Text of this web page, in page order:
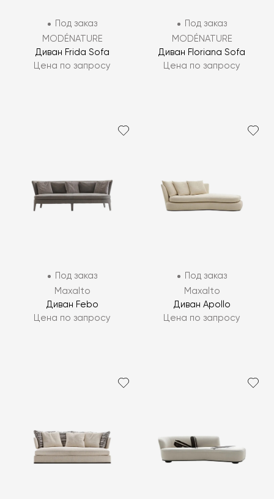
Под заказ
MODÉNATURE
Диван Frida Sofa
Цена по запросу
Под заказ
MODÉNATURE
Диван Floriana Sofa
Цена по запросу
Под заказ
Maxalto
Диван Febo
Цена по запросу
Под заказ
Maxalto
Диван Apollo
Цена по запросу